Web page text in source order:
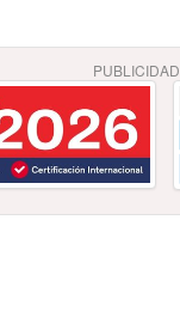
PUBLICIDAD